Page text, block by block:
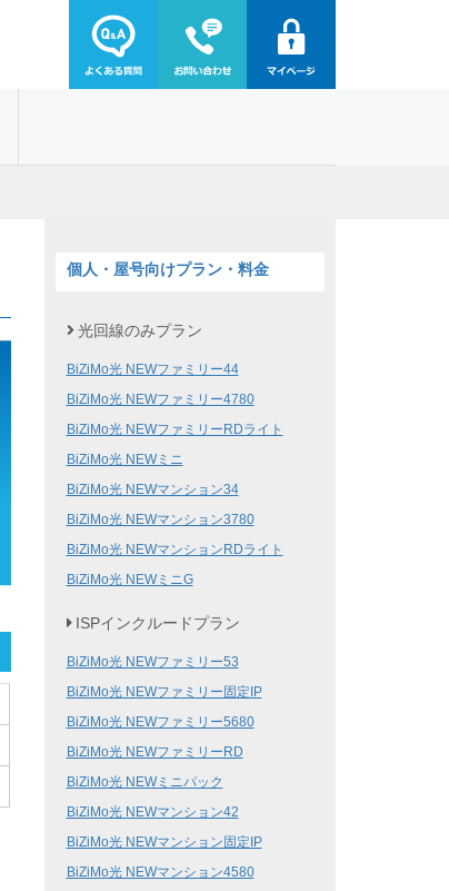
個人・屋号向けプラン・料金
光回線のみプラン
BiZiMo光 NEWファミリー44
BiZiMo光 NEWファミリー4780
BiZiMo光 NEWファミリーRDライト
BiZiMo光 NEWミニ
BiZiMo光 NEWマンション34
BiZiMo光 NEWマンション3780
BiZiMo光 NEWマンションRDライト
BiZiMo光 NEWミニG
ISPインクルードプラン
BiZiMo光 NEWファミリー53
BiZiMo光 NEWファミリー固定IP
BiZiMo光 NEWファミリー5680
BiZiMo光 NEWファミリーRD
BiZiMo光 NEWミニパック
BiZiMo光 NEWマンション42
BiZiMo光 NEWマンション固定IP
BiZiMo光 NEWマンション4580